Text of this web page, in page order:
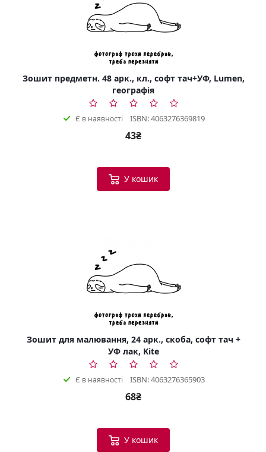
Зошит предметн. 48 арк., кл., софт тач+УФ, Lumen,
географія
Є в наявності ISBN: 4063276369819
43₴
У кошик
Зошит для малювання, 24 арк., скоба, софт тач +
УФ лак, Kite
Є в наявності ISBN: 4063276365903
68₴
У кошик